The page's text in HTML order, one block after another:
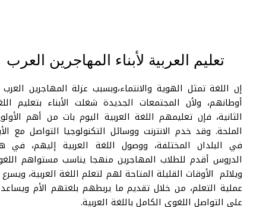
تعليم العربية لأبناء المهاجرين العرب
إن اللغة تمثل الهوية والانتماء،وبسبب عزلة المهاجرين العرب عن
أوطانهم، ولأن المجتمعات الجديدة شغلت الأبناء بتعليم اللغات
الثانية، فإن تعليمهم اللغة العربية اليوم بات من أهم الأولويات
الملحة. وقد خدم الانترنت ووسائل التكنولوجيا التواصل مع الأبناء
في البلدان المختلفة، ووصول اللغة العربية إليهم، في هذه
الدروس أقدم للطلاب المهاجرين منهجا يناسب مستواهم اللغوي،
ويلائم الأوقات القليلة المتاحة لهم لتعلم اللغة العربية، ويسرع من
عملية التعلم، من خلال تقديم ما يربطهم بلغتهم الأم ويساعدهم
على التواصل اللغوي الكامل باللغة العربية.